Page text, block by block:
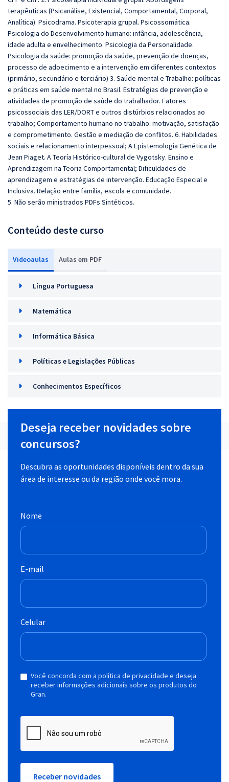
terapêuticas (Psicanálise, Existencial, Comportamental, Corporal,
Analítica). Psicodrama. Psicoterapia grupal. Psicossomática.
Psicologia do Desenvolvimento humano: infância, adolescência,
idade adulta e envelhecimento. Psicologia da Personalidade.
Psicologia da saúde: promoção da saúde, prevenção de doenças,
processo de adoecimento e a intervenção em diferentes contextos
(primário, secundário e terciário) 3. Saúde mental e Trabalho: políticas
e práticas em saúde mental no Brasil. Estratégias de prevenção e
atividades de promoção de saúde do trabalhador. Fatores
psicossociais das LER/DORT e outros distúrbios relacionados ao
trabalho; Comportamento humano no trabalho: motivação, satisfação
e comprometimento. Gestão e mediação de conflitos. 6. Habilidades
sociais e relacionamento interpessoal; A Epistemologia Genética de
Jean Piaget. A Teoría Histórico-cultural de Vygotsky. Ensino e
Aprendizagem na Teoria Comportamental; Dificuldades de
aprendizagem e estratégias de intervenção. Educação Especial e
Inclusiva. Relação entre família, escola e comunidade.
5. Não serão ministrados PDFs Sintéticos.
Conteúdo deste curso
Videoaulas Aulas em PDF
Língua Portuguesa
Matemática
Informática Básica
Políticas e Legislações Públicas
Conhecimentos Específicos
Deseja receber novidades sobre
concursos?
Descubra as oportunidades disponíveis dentro da sua
área de interesse ou da região onde você mora.
Nome
E-mail
Celular
Você concorda com a política de privacidade e deseja
receber informações adicionais sobre os produtos do
Gran.
Receber novidades